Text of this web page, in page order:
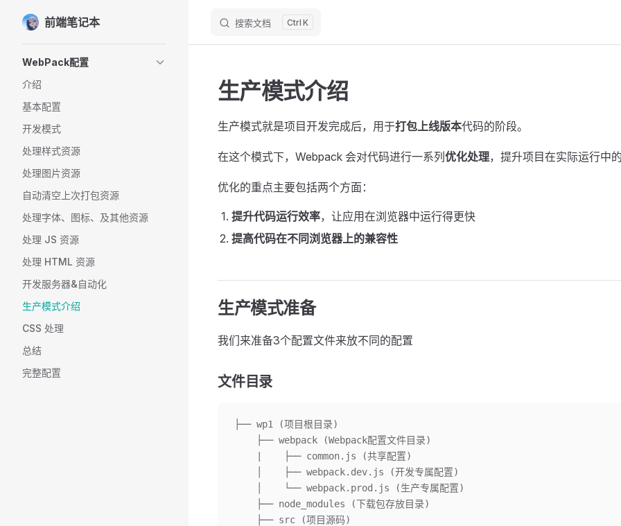
Skip to content
前端笔记本 搜索文档 K
WebPack配置
介绍
基本配置
开发模式
处理样式资源
处理图片资源
自动清空上次打包资源
处理字体、图标、及其他资源
处理 JS 资源
处理 HTML 资源
开发服务器&自动化
生产模式介绍
CSS 处理
总结
完整配置
生产模式介绍
生产模式就是项目开发完成后，用于打包上线版本代码的阶段。
在这个模式下，Webpack 会对代码进行一系列 优化处理，提升项目在实际运行中
优化的重点主要包括两个方面：
提升代码运行效率，让应用在浏览器中运行得更快
提高代码在不同浏览器上的兼容性
生产模式准备
我们来准备3个配置文件来放不同的配置
文件目录
├── wp1 (项目根目录)
    ├── webpack (Webpack配置文件目录)
    |    ├── common.js (共享配置)
    │    ├── webpack.dev.js (开发专属配置)
    │    └── webpack.prod.js (生产专属配置)
    ├── node_modules (下载包存放目录)
    ├── src (项目源码)